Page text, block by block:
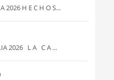
2026 H E C H O S...
2026 L A C A ...